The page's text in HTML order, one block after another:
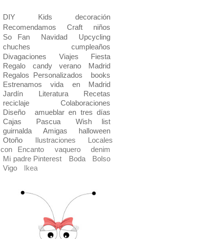
DIY Kids
decoración
Recomendamos
Craft
niños
So Fan
Navidad
Upcycling
chuches
cumpleaños
Divagaciones
Viajes
Fiesta
Regalo
candy verano
Madrid
Regalos Personalizados
books
Estrenamos vida en Madrid
Jardín
Literatura
Recetas
reciclaje
Colaboraciones
Diseño
amueblar en tres días
Cajas
Pascua
Wish list
guirnalda
Amigas
halloween
Otoño
Ilustraciones
Locales
con Encanto
vaquero
denim
Mi padre Pinterest
Boda
Bolso
Vigo
Ikea